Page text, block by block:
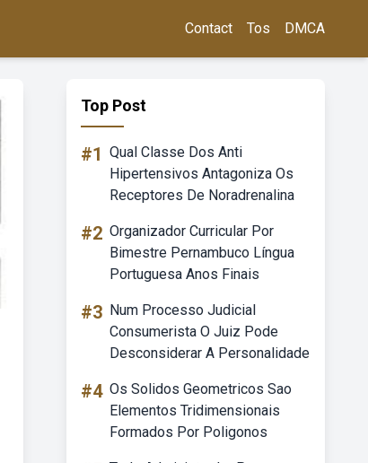
Contact Tos DMCA
Top Post
#1 Qual Classe Dos Anti
Hipertensivos Antagoniza Os
Receptores De Noradrenalina
#2 Organizador Curricular Por
Bimestre Pernambuco Língua
Portuguesa Anos Finais
#3 Num Processo Judicial
Consumerista O Juiz Pode
Desconsiderar A Personalidade
#4 Os Solidos Geometricos Sao
Elementos Tridimensionais
Formados Por Poligonos